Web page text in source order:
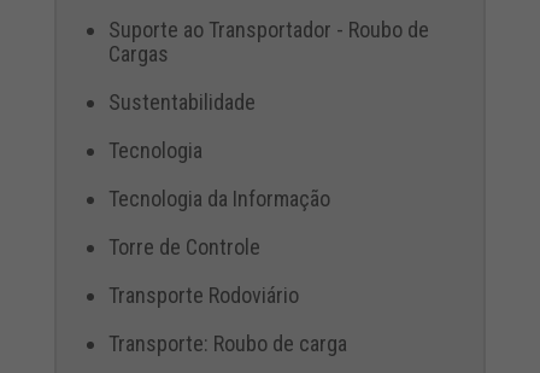
Suporte ao Transportador - Roubo de
Cargas
Sustentabilidade
Tecnologia
Tecnologia da Informação
Torre de Controle
Transporte Rodoviário
Transporte: Roubo de carga